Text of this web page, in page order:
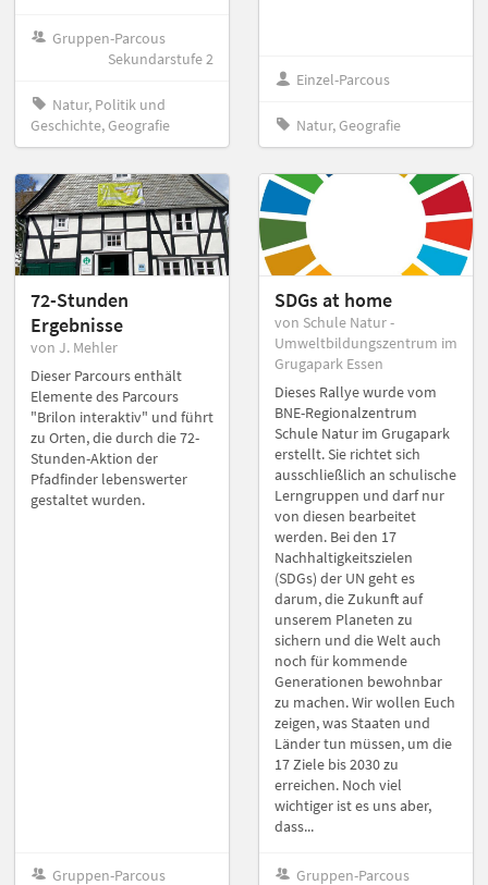
Gruppen-Parcous
Sekundarstufe 2
Natur, Politik und
Geschichte, Geografie
Einzel-Parcous
Natur, Geografie
72-Stunden
Ergebnisse
von J. Mehler
Dieser Parcours enthält
Elemente des Parcours
"Brilon interaktiv" und führt
zu Orten, die durch die 72-
Stunden-Aktion der
Pfadfinder lebenswerter
gestaltet wurden.
Gruppen-Parcous
SDGs at home
von Schule Natur -
Umweltbildungszentrum im
Grugapark Essen
Dieses Rallye wurde vom
BNE-Regionalzentrum
Schule Natur im Grugapark
erstellt. Sie richtet sich
ausschließlich an schulische
Lerngruppen und darf nur
von diesen bearbeitet
werden. Bei den 17
Nachhaltigkeitszielen
(SDGs) der UN geht es
darum, die Zukunft auf
unserem Planeten zu
sichern und die Welt auch
noch für kommende
Generationen bewohnbar
zu machen. Wir wollen Euch
zeigen, was Staaten und
Länder tun müssen, um die
17 Ziele bis 2030 zu
erreichen. Noch viel
wichtiger ist es uns aber,
dass...
Gruppen-Parcous